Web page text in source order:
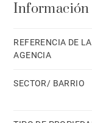
materiales, la
estándar de la
propuesta
REFERENCIA DE LA
AGENCIA
SECTOR/ BARRIO